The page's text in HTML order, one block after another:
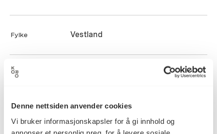
Denne nettsiden anvender cookies
Vi bruker informasjonskapsler for å gi innhold og
Fylke Vestland
Kunstner